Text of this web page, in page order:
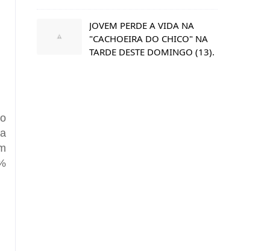
JOVEM PERDE A VIDA NA
"CACHOEIRA DO CHICO" NA
TARDE DESTE DOMINGO (13).